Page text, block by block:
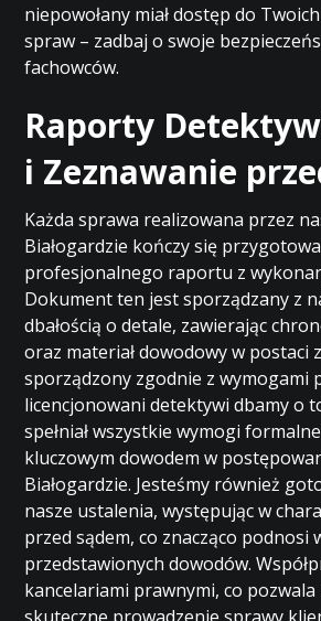
niepowołany miał dostęp do
spraw – zadbaj o swoje
fachowców.
Raporty
i Zeznawanie
Każda sprawa realizowana przez
Białogardzie kończy się
profesjonalnego raportu z
Dokument ten jest sporządzany z
dbałością o detale, zawierając
oraz materiał dowodowy w postaci
sporządzony zgodnie z wymogami
licencjonowani detektywi dbamy o
spełniał wszystkie wymogi
kluczowym dowodem w
Białogardzie. Jesteśmy również
nasze ustalenia, występując w
przed sądem, co znacząco podnosi
przedstawionych dowodów.
kancelariami prawnymi, co